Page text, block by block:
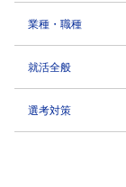
業種・職種
就活全般
選考対策